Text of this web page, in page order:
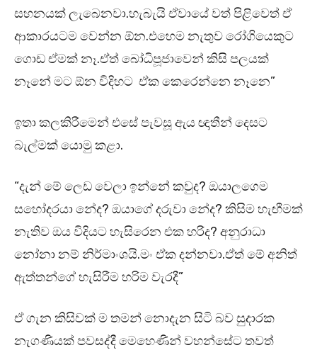
සහනයක් ලැබෙනවා.හැබැයි ඒවායේ වත් පිළිවෙත් ඒ
ආකාරයටම වෙන්න ඕන.එහෙම නැතුව රෝගියෙකුට
ගොඩ ඒමක් නෑ.ඒත් බෝධිපූජාවෙන් කිසි පලයක්
නෑනේ මට ඕන විදිහට ඒක කෙරෙන්නෙ නෑනෙ”
ඉතා කලකිරීමෙන් එසේ පැවසූ ඇය ඥාතීන් දෙසට
බැල්මක් යොමු කළා.
“දැන් මේ ලෙඩ වෙලා ඉන්නේ කවුද? ඔයාලගෙම
සහෝදරයා නේද? ඔයාගේ දරුවා නේද? කිසිම හැඟීමක්
නැතිව ඔය විදියට හැසිරෙන එක හරිද? අනුරාධා
නෝනා නම් නිර්මාංශයි.මං ඒක දන්නවා.ඒත් මේ අනිත්
ඇත්තන්ගේ හැසිරීම හරිම වැරදී”
ඒ ගැන කිසිවක් ම තමන් නොදැන සිටි බව සුදාරක
නැගණියක් පවසද්දී මෙහෙණින් වහන්සේට තවත්